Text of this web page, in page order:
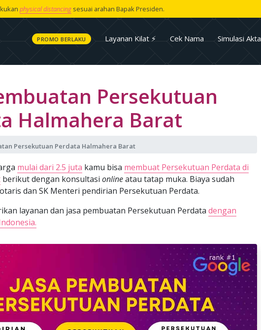
physical distancingsesuai arahan Bapak Presiden.
PROMO BERLAKU Layanan Kilat ⚡ Cek Nama Simulasi Akta
Persekutuan
Halmahera Barat
Persekutuan Perdata Halmahera Barat
mulai dari 2.5 juta kamu bisa membuat Persekutuan Perdata di
berikut dengan konsultasi onlineatau tatap muka. Biaya sudah
dan SK Menteri pendirian Persekutuan Perdata.
layanan dan jasa pembuatan Persekutuan Perdata dengan